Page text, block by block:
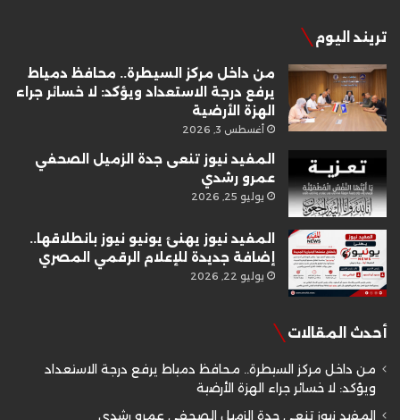
تريند اليوم
من داخل مركز السيطرة.. محافظ دمياط
يرفع درجة الاستعداد ويؤكد: لا خسائر جراء
الهزة الأرضية
أغسطس 3, 2026
المفيد نيوز تنعى جدة الزميل الصحفي
عمرو رشدي
يوليو 25, 2026
المفيد نيوز يهنئ يونيو نيوز بانطلاقها..
إضافة جديدة للإعلام الرقمي المصري
يوليو 22, 2026
أحدث المقالات
من داخل مركز السيطرة.. محافظ دمياط يرفع درجة الاستعداد
ويؤكد: لا خسائر جراء الهزة الأرضية
المفيد نيوز تنعى جدة الزميل الصحفي عمرو رشدي